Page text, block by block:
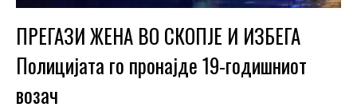
ПРЕГАЗИ ЖЕНА ВО СКОПЈЕ И ИЗБЕГА
Полицијата го пронајде 19-годишниот
возач